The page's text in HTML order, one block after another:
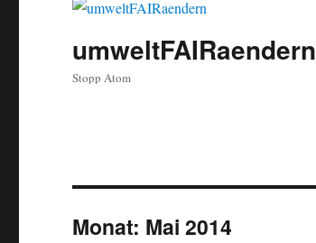
umweltFAIRaendern
Stopp Atom
Monat: Mai 2014